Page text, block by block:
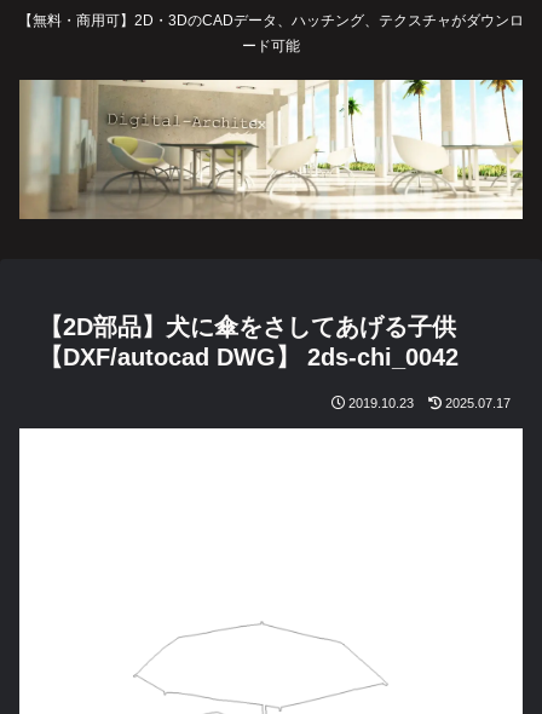
【無料・商用可】2D・3DのCADデータ、ハッチング、テクスチャがダウンロ
ード可能
【2D部品】犬に傘をさしてあげる子供
【DXF/autocad DWG】 2ds-chi_0042
2019.10.23 2025.07.17